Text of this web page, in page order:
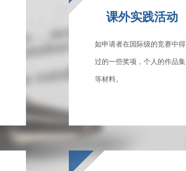
课外实践活动
如申请者在国际级的竞赛中得
过的一些奖项，个人的作品集
等材料。